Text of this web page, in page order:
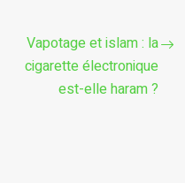
Vapotage et islam : la
cigarette électronique
est-elle haram ?